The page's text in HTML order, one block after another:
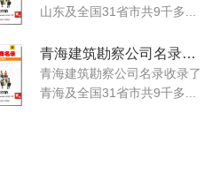
山东及全国31省市共9千多...
青海建筑勘察公司名录大全
青海建筑勘察公司名录收录了
青海及全国31省市共9千多...